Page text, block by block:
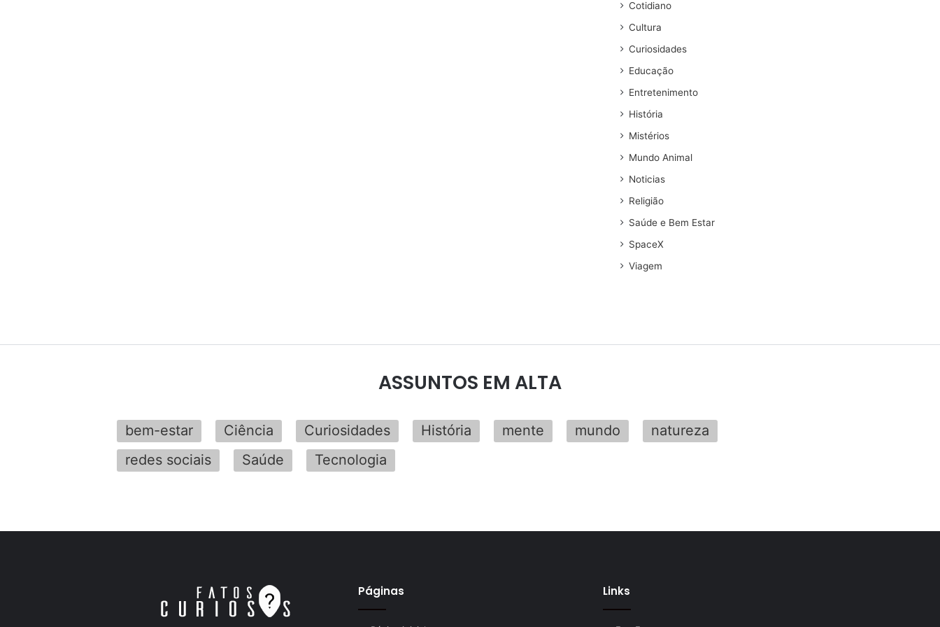
Cotidiano
Cultura
Curiosidades
Educação
Entretenimento
História
Mistérios
Mundo Animal
Noticias
Religião
Saúde e Bem Estar
SpaceX
Viagem
ASSUNTOS EM ALTA
bem-estar Ciência Curiosidades História mente mundo
natureza
redes sociais
Saúde Tecnologia
Páginas Links